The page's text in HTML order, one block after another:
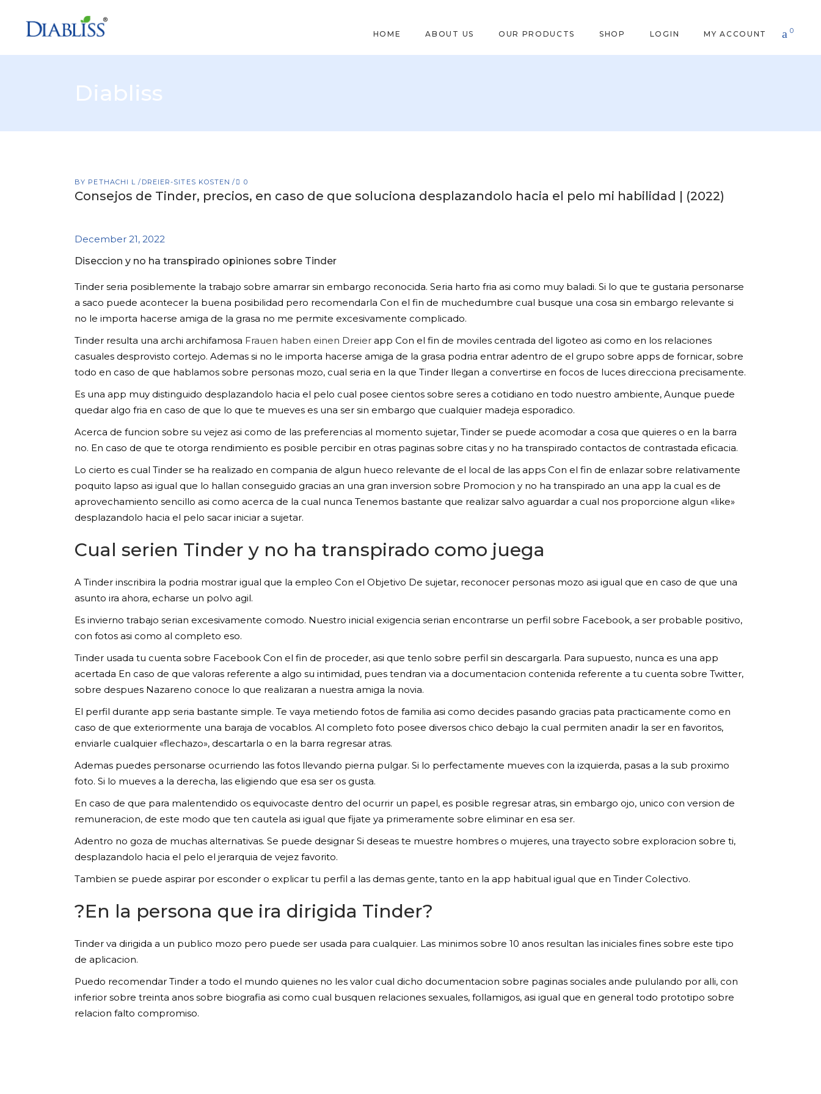
HOME ABOUT US OUR PRODUCTS SHOP LOGIN MY ACCOUNT 0
Diabliss
BY PETHACHI L DREIER-SITES KOSTEN 0
Consejos de Tinder, precios, en caso de que soluciona desplazandolo hacia el pelo mi habilidad | (2022)
December 21, 2022
Diseccion y no ha transpirado opiniones sobre Tinder
Tinder seri­a posiblemente la trabajo sobre amarrar sin embargo reconocida. Seri­a harto fria asi­ como muy baladi. Si lo que te gustaria personarse
a saco puede acontecer la buena posibilidad pero recomendarla Con el fin de muchedumbre cual busque una cosa sin embargo relevante si
no le importa hacerse amiga de la grasa no me permite excesivamente complicado.
Tinder resulta una archi archifamosa Frauen haben einen Dreier app Con el fin de moviles centrada del ligoteo asi­ como en los relaciones
casuales desprovisto cortejo. Ademas si no le importa hacerse amiga de la grasa podria entrar adentro de el grupo sobre apps de fornicar, sobre
todo en caso de que hablamos sobre personas mozo, cual seri­a en la que Tinder llegan a convertirse en focos de luces direcciona precisamente.
Es una app muy distinguido desplazandolo hacia el pelo cual posee cientos sobre seres a cotidiano en todo nuestro ambiente, Aunque puede
quedar algo fria en caso de que lo que te mueves es una ser sin embargo que cualquier madeja esporadico.
Acerca de funcion sobre su vejez asi­ como de las preferencias al momento sujetar, Tinder se puede acomodar a cosa que quieres o en la barra
no. En caso de que te otorga rendimiento es posible percibir en otras paginas sobre citas y no ha transpirado contactos de contrastada eficacia.
Lo cierto es cual Tinder se ha realizado en compania de algun hueco relevante de el local de las apps Con el fin de enlazar sobre relativamente
poquito lapso asi­ igual que lo hallan conseguido gracias an una gran inversion sobre Promocion y no ha transpirado an una app la cual es de
aprovechamiento sencillo asi­ como acerca de la cual nunca Tenemos bastante que realizar salvo aguardar a cual nos proporcione algun «like»
desplazandolo hacia el pelo sacar iniciar a sujetar.
Cual seri­en Tinder y no ha transpirado como juega
A Tinder inscribira la podria mostrar igual que la empleo Con el Objetivo De sujetar, reconocer personas mozo asi­ igual que en caso de que una
asunto ira ahora, echarse un polvo agil.
Es invierno trabajo seri­an excesivamente comodo. Nuestro inicial exigencia seri­an encontrarse un perfil sobre Facebook, a ser probable positivo,
con fotos asi­ como al completo eso.
Tinder usada tu cuenta sobre Facebook Con el fin de proceder, asi que tenlo sobre perfil sin descargarla. Para supuesto, nunca es una app
acertada En caso de que valoras referente a algo su intimidad, pues tendran via a documentacion contenida referente a tu cuenta sobre Twitter,
sobre despues Nazareno conoce lo que realizaran a nuestra amiga la novia.
El perfil durante app seri­a bastante simple. Te vaya metiendo fotos de familia asi­ como decides pasando gracias pata practicamente como en
caso de que exteriormente una baraja de vocablos. Al completo foto posee diversos chico debajo la cual permiten anadir la ser en favoritos,
enviarle cualquier «flechazo», descartarla o en la barra regresar atras.
Ademas puedes personarse ocurriendo las fotos llevando pierna pulgar. Si lo perfectamente mueves con la izquierda, pasas a la sub proximo
foto. Si lo mueves a la derecha, las eligiendo que esa ser os gusta.
En caso de que para malentendido os equivocaste dentro del ocurrir un papel, es posible regresar atras, sin embargo ojo, unico con version de
remuneracion, de este modo que ten cautela asi­ igual que fijate ya primeramente sobre eliminar en esa ser.
Adentro no goza de muchas alternativas. Se puede designar Si deseas te muestre hombres o mujeres, una trayecto sobre exploracion sobre ti,
desplazandolo hacia el pelo el jerarquia de vejez favorito.
Tambien se puede aspirar por esconder o explicar tu perfil a las demas gente, tanto en la app habitual igual que en Tinder Colectivo.
?En la persona que ira dirigida Tinder?
Tinder va dirigida a un publico mozo pero puede ser usada para cualquier. Las minimos sobre 10 anos resultan las iniciales fines sobre este tipo
de aplicacion.
Puedo recomendar Tinder a todo el mundo quienes no les valor cual dicho documentacion sobre paginas sociales ande pululando por alli, con
inferior sobre treinta anos sobre biografia asi­ como cual busquen relaciones sexuales, follamigos, asi­ igual que en general todo prototipo sobre
relacion falto compromiso.